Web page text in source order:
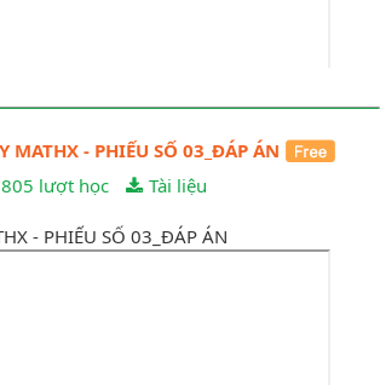
MATHX - PHIẾU SỐ 03_ĐÁP ÁN
lượt học Tài liệu
- PHIẾU SỐ 03_ĐÁP ÁN